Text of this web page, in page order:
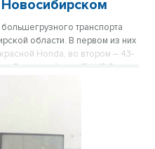
транспорта
области. В первом из них
Honda, во втором – 43-
на-Дону, сообщает ГУ МВД по